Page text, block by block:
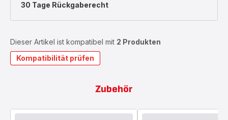
30 Tage Rückgaberecht
Dieser Artikel ist kompatibel mit 2 Produkten
Kompatibilität prüfen
Zubehör